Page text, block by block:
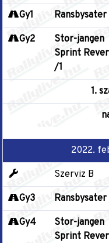
Gy1 Ransbysater
Gy2
Stor-jangen
Sprint
/1
1.
2022.
Szerviz B
Gy3
Gy4
Stor-jangen
Sprint